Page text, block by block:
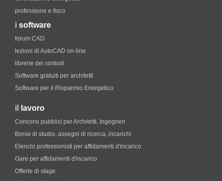
professione e fisco
i software
forum CAD
lezioni di AutoCAD on-line
librerie dei simboli
Software gratuiti per architetti
Software per il Risparmio Energetico
il lavoro
Concorsi pubblici per Architetti, Ingegneri
Borse di studio, assegni di ricerca, incarichi
Elenchi professionisti per affidamenti d'incarico
Gare per affidamenti d'incarico
Offerte di stage